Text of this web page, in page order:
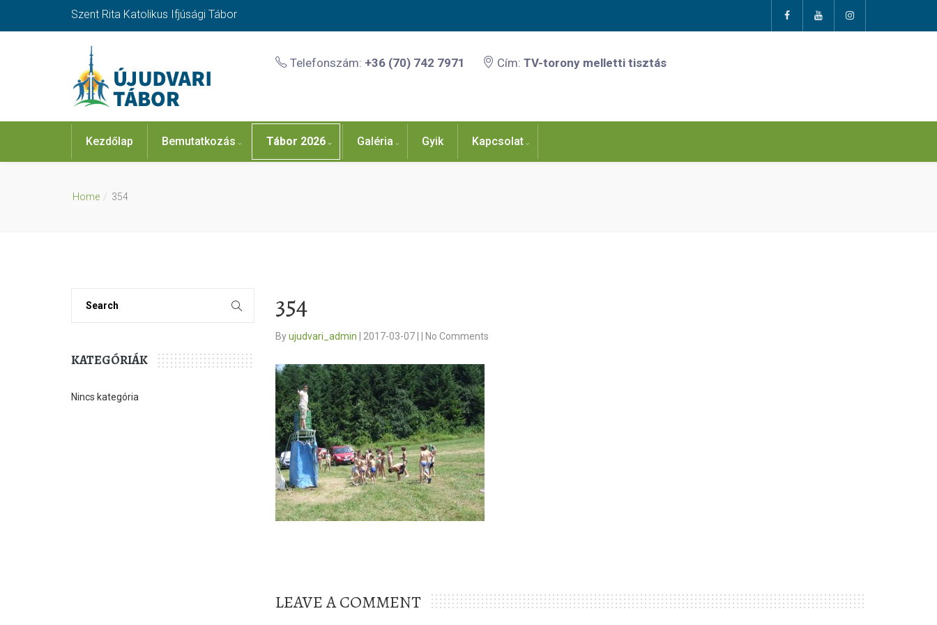
Szent Rita Katolikus Ifjúsági Tábor
Telefonszám: +36 (70) 742 7971 Cím: TV-torony melletti tisztás
Kezdőlap Bemutatkozás Tábor 2026 Galéria Gyik Kapcsolat
Home 354
KATEGÓRIÁK
Nincs kategória
354
Byujudvari_admin 2017-03-07 No Comments
LEAVE A COMMENT